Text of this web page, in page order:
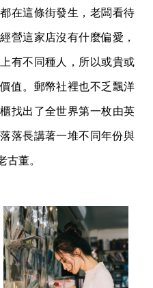
在這條街發生，老闆看待
營這家店沒有什麼偏愛，
有不同種人，所以或貴或
值。郵幣社裡也不乏飄洋
找出了全世界第一枚由英
落長講著一堆不同年份與
古董。